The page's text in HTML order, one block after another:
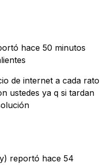
hace 50 minutos
de internet a cada rato
ustedes ya q si tardan
reportó hace 54